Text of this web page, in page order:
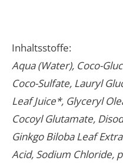
Inhaltsstoffe:
Aqua (Water), Coco-
Coco-Sulfate, Lauryl
Leaf Juice*, Glyceryl
Cocoyl Glutamate,
Ginkgo Biloba Leaf
Acid, Sodium Chloride,